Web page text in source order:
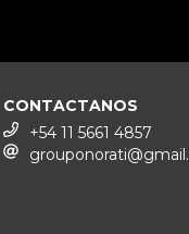
CONTACTANOS
+54 11 5661 4857